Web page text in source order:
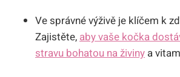
Ve správné výživě je klíčem k
Zajistěte, aby vaše kočka
stravu bohatou na živiny a